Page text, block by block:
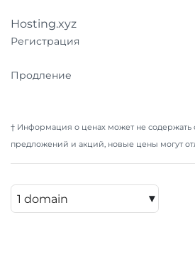
Hosting.xyz
Регистрация
Продление
† Информация о ценах может не содержать
предложений и акций, новые цены могут
▾